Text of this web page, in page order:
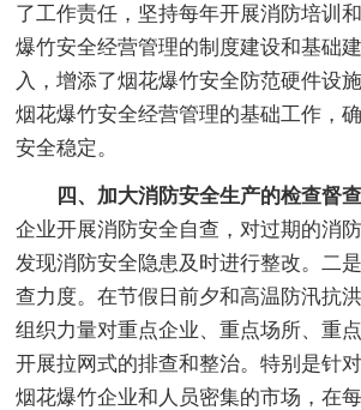
了工作责任，坚持每年开展消防培训
爆竹安全经营管理的制度建设和基础
入，增添了烟花爆竹安全防范硬件设
烟花爆竹安全经营管理的基础工作，
安全稳定。
四、加大消防安全生产的检查督
企业开展消防安全自查，对过期的消
发现消防安全隐患及时进行整改。二
查力度。在节假日前夕和高温防汛抗
组织力量对重点企业、重点场所、重
开展拉网式的排查和整治。特别是针
烟花爆竹企业和人员密集的市场，在